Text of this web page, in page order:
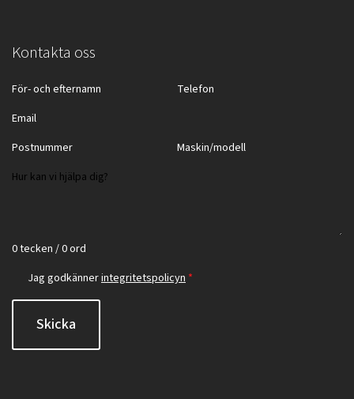
Kontakta oss
0 tecken / 0 ord
Jag godkännerintegritetspolicyn *
Skicka